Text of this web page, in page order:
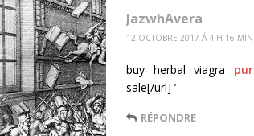
JazwhAvera
12 OCTOBRE 2017 Á 4 H 16 MIN
buy herbal viagra
sale[/url] ’
RÉPONDRE